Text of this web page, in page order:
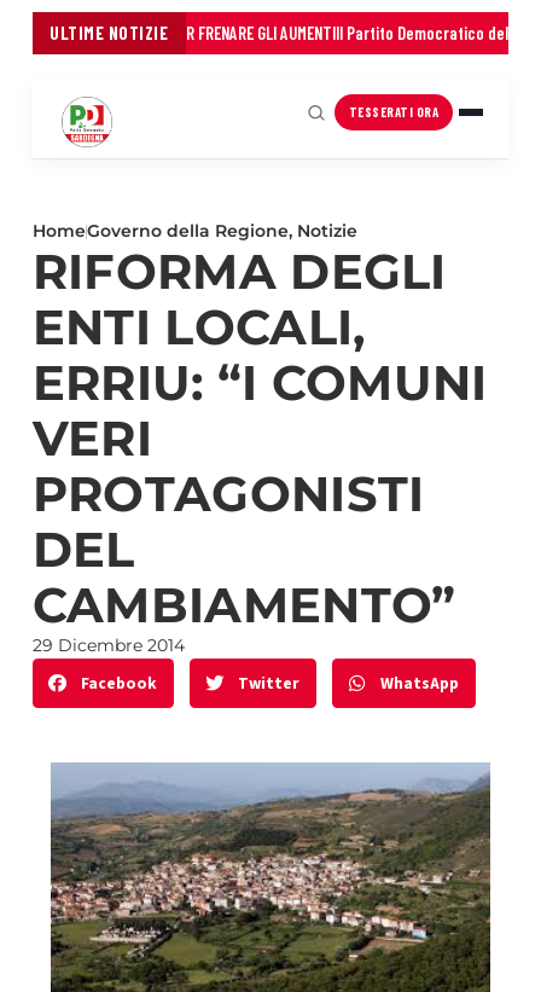
ULTIME NOTIZIE
IN TRE ANNI PER FRENARE GLI AUMENTIIl Partito Democratico della Sardegna
TESSERATI ORA
HomeGoverno della Regione, Notizie
RIFORMA DEGLI
ENTI LOCALI,
ERRIU: “I COMUNI
VERI
PROTAGONISTI
DEL
CAMBIAMENTO”
29 Dicembre 2014
Facebook Twitter WhatsApp